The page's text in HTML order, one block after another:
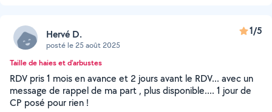
Hervé D.
posté le 25 août 2025
1/5
Taille de haies et d'arbustes
RDV pris 1 mois en avance et 2 jours avant le RDV... avec un
message de rappel de ma part , plus disponible.... 1 jour de
CP posé pour rien !